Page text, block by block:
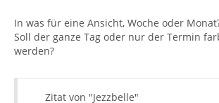
In was für eine Ansicht, Woche oder
Soll der ganze Tag oder nur der Termin
werden?
Zitat von "Jezzbelle"